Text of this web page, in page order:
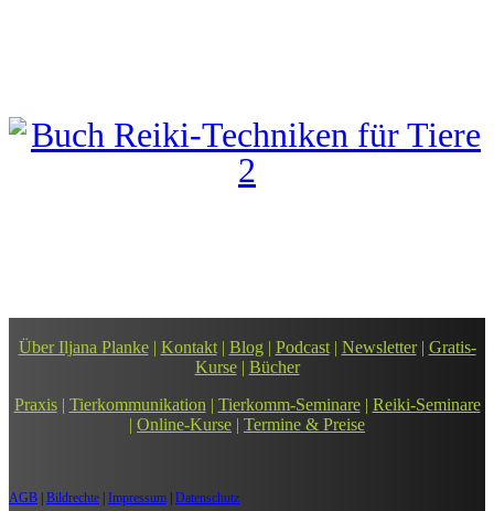
Über Iljana Planke| Kontakt | Blog | Podcast| Newsletter | Gratis-
Kurse | Bücher
Praxis| Tierkommunikation | Tierkomm-Seminare| Reiki-Seminare
| Online-Kurse | Termine & Preise
AGB Bildrechte Impressum Datenschutz